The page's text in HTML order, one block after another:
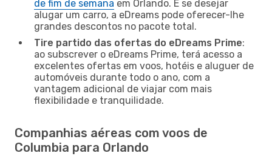
de fim de semana em Orlando. E se desejar
alugar um carro, a eDreams pode oferecer-lhe
grandes descontos no pacote total.
Tire partido das ofertas do eDreams Prime:
ao subscrever o eDreams Prime, terá acesso a
excelentes ofertas em voos, hotéis e aluguer de
automóveis durante todo o ano, com a
vantagem adicional de viajar com mais
flexibilidade e tranquilidade.
Companhias aéreas com voos de
Columbia para Orlando